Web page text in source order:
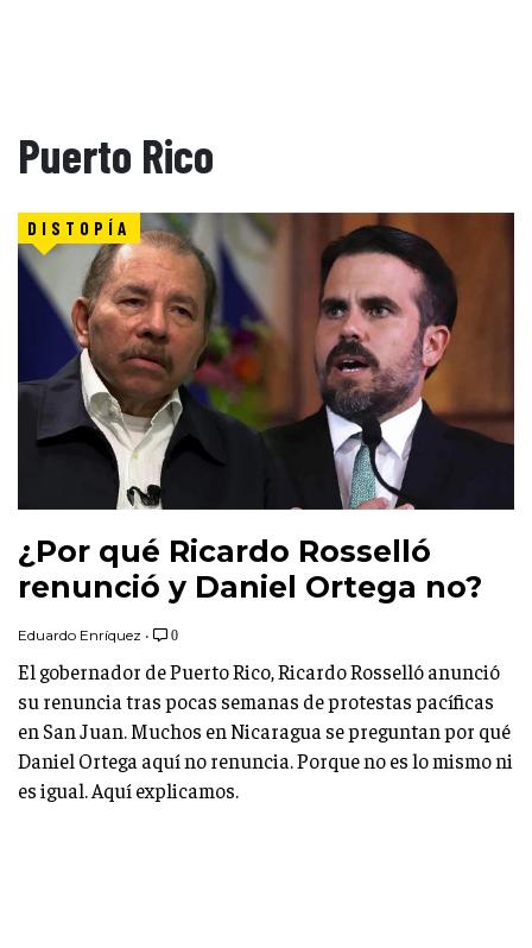
Puerto Rico
DISTOPÍA
¿Por qué Ricardo Rosselló
renunció y Daniel Ortega no?
Eduardo Enríquez • 0
El gobernador de Puerto Rico, Ricardo Rosselló anunció
su renuncia tras pocas semanas de protestas pacíficas
en San Juan. Muchos en Nicaragua se preguntan por qué
Daniel Ortega aquí no renuncia. Porque no es lo mismo ni
es igual. Aquí explicamos.